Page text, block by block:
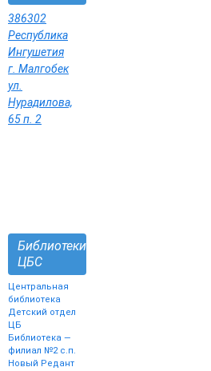
386302
Республика
Ингушетия
г. Малгобек
ул.
Нурадилова,
65 п. 2
Библиотеки
ЦБС
Центральная
библиотека
Детский отдел
ЦБ
Библиотека —
филиал №2 с.п.
Новый Редант